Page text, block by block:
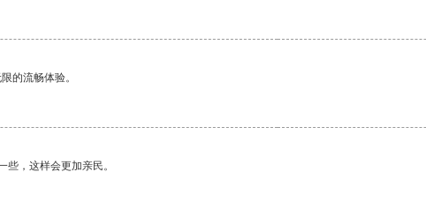
的流畅体验。
，这样会更加亲民。